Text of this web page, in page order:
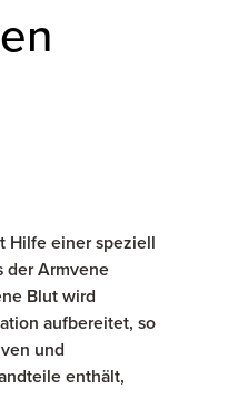
Hilfe einer speziell
der Armvene
Blut wird
aufbereitet, so
und
enthält,